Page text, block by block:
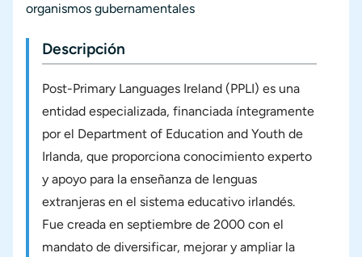
organismos gubernamentales
Descripción
Post-Primary Languages Ireland (PPLI) es una
entidad especializada, financiada íntegramente
por el Department of Education and Youth de
Irlanda, que proporciona conocimiento experto
y apoyo para la enseñanza de lenguas
extranjeras en el sistema educativo irlandés.
Fue creada en septiembre de 2000 con el
mandato de diversificar, mejorar y ampliar la